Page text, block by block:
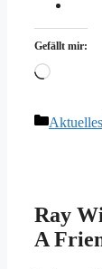
Gefällt mir:
Wird
Aktuelles
Ray
A